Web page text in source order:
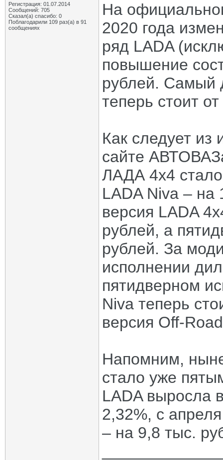
Регистрация: 01.07.2014
Сообщений: 705
Сказал(а) спасибо: 0
Поблагодарили 109 раз(а) в 91
сообщениях
На
2020 года
ряд LADA
повышение
рублей. Самый
теперь стоит
Как следует
сайте
ЛАДА 4х4
LADA Niva – на
версия LADA
рублей, а
рублей. За
исполнении
пятидверном
Niva теперь
версия Off-
Напомним,
стало уже
LADA выросла
2,32%, с
– на 9,8 тыс.